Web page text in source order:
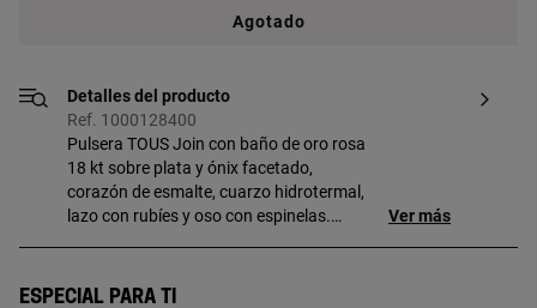
Agotado
Detalles del producto
Ref. 1000128400
Pulsera TOUS Join con baño de oro rosa
18 kt sobre plata y ónix facetado,
corazón de esmalte, cuarzo hidrotermal,
lazo con rubíes y oso con espinelas.
baño de oro de 18 a 23 kt y 3 micras de
Ver más
Especial para ti